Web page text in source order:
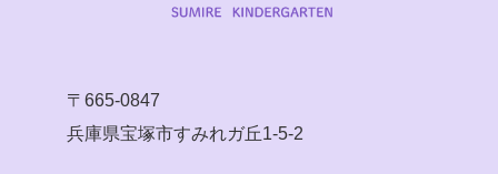
〒665-0847
兵庫県宝塚市すみれガ丘1-5-2